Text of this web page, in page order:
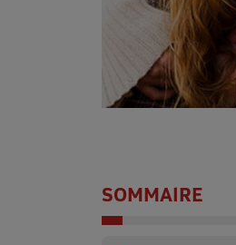
SOMMAIRE